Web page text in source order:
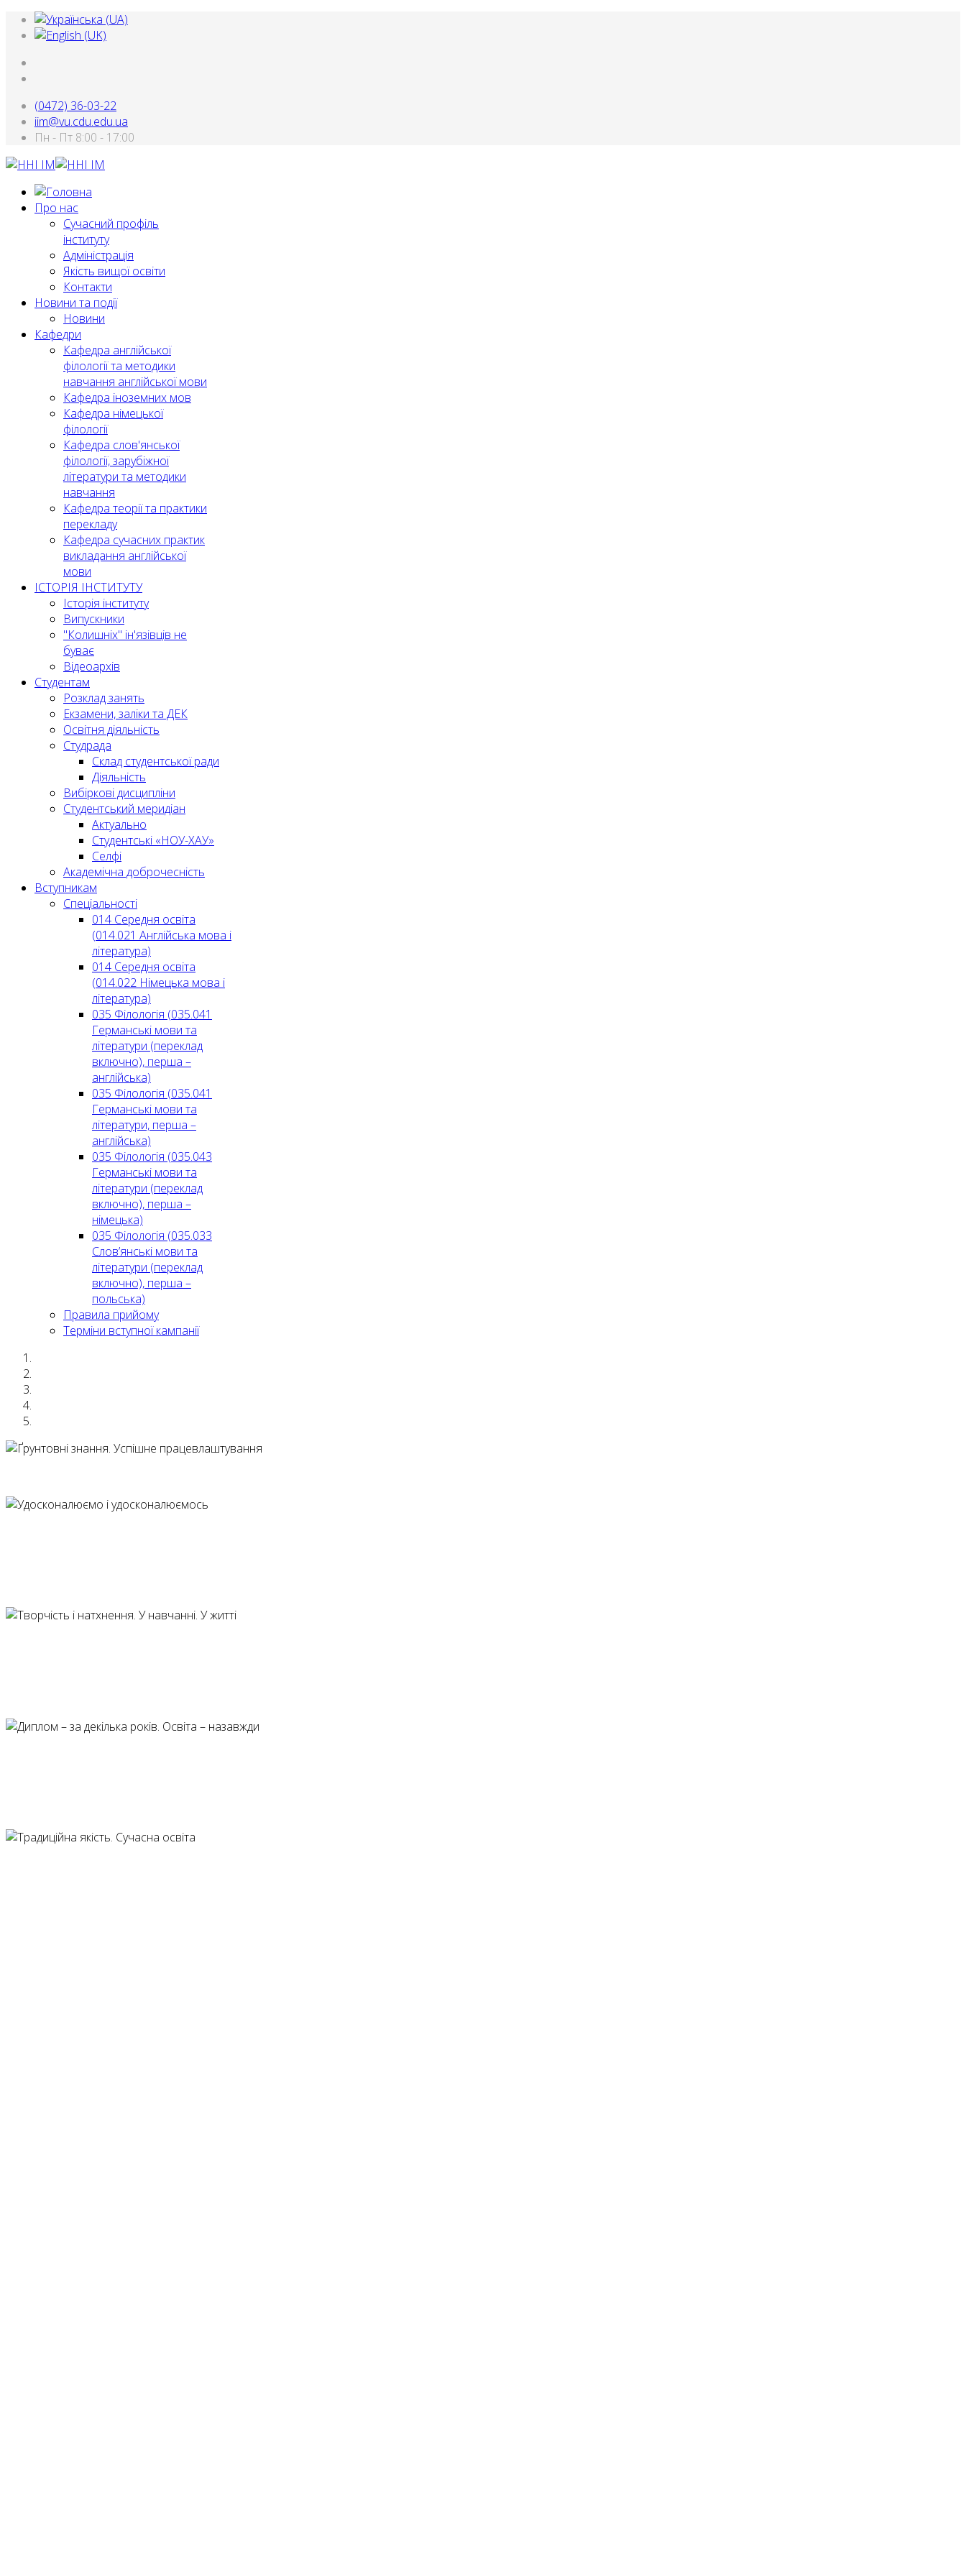
(0472) 36-03-22
iim@vu.cdu.edu.ua
Пн - Пт 8:00 - 17:00
Про нас
Сучасний профіль
інституту
Адміністрація
Якість вищої освіти
Контакти
Новини та події
Новини
Кафедри
Кафедра англійської
філології та методики
навчання англійської мови
Кафедра іноземних мов
Кафедра німецької
філології
Кафедра слов'янської
філології, зарубіжної
літератури та методики
навчання
Кафедра теорії та практики
перекладу
Кафедра сучасних практик
викладання англійської
мови
ІСТОРІЯ ІНСТИТУТУ
Історія інституту
Випускники
"Колишніх" ін'язівців не
буває
Відеоархів
Студентам
Розклад занять
Екзамени, заліки та ДЕК
Освітня діяльність
Студрада
Склад студентської ради
Діяльність
Вибіркові дисципліни
Студентський меридіан
Актуально
Студентські «НОУ-ХАУ»
Селфі
Академічна доброчесність
Вступникам
Спеціальності
014 Середня освіта
(014.021 Англійська мова і
література)
014 Середня освіта
(014.022 Німецька мова і
література)
035 Філологія (035.041
Германські мови та
літератури (переклад
включно), перша –
англійська)
035 Філологія (035.041
Германські мови та
літератури, перша –
англійська)
035 Філологія (035.043
Германські мови та
літератури (переклад
включно), перша –
німецька)
035 Філологія (035.033
Слов’янські мови та
літератури (переклад
включно), перша –
польська)
Правила прийому
Терміни вступної кампанії